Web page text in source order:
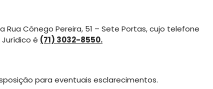
Rua Cônego Pereira, 51 – Sete Portas, cujo telefone
é (71) 3032-8550.
para eventuais esclarecimentos.